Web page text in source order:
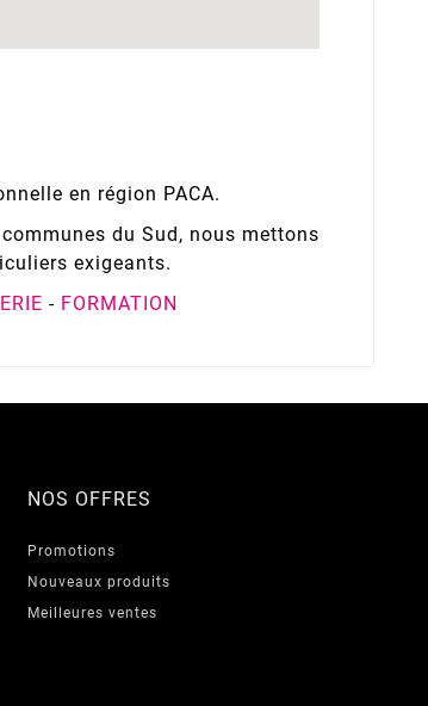
en région PACA.
du Sud, nous mettons
exigeants.
- FORMATION
NOS OFFRES
Promotions
Nouveaux produits
Meilleures ventes